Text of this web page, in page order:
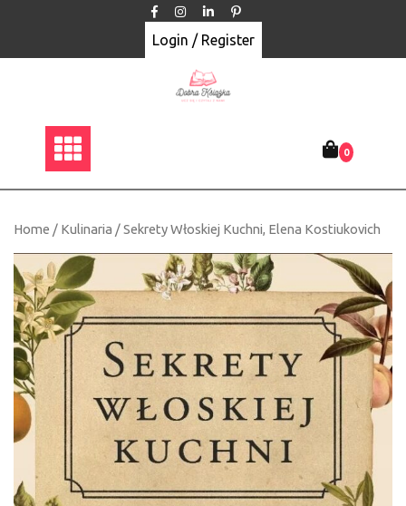
Login / Register
0
Home / Kulinaria / Sekrety Włoskiej Kuchni, Elena Kostiukovich